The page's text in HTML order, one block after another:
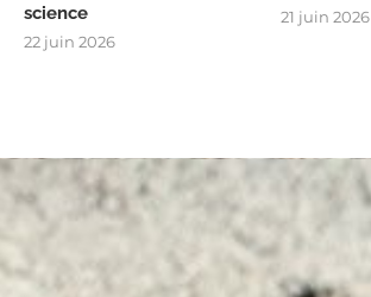
science
22 juin 2026
21 juin 2026